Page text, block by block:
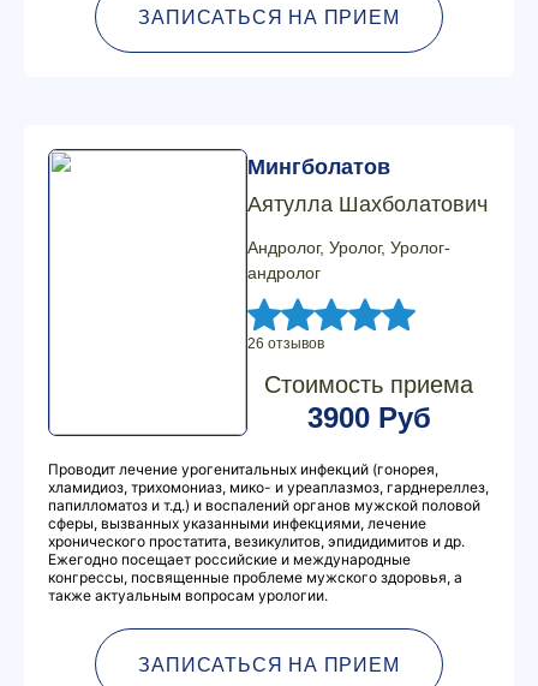
ЗАПИСАТЬСЯ НА ПРИЕМ
Мингболатов
Аятулла Шахболатович
Андролог, Уролог, Уролог-
андролог
26 отзывов
Стоимость приема
3900 Руб
Проводит лечение урогенитальных инфекций (гонорея,
хламидиоз, трихомониаз, мико- и уреаплазмоз, гарднереллез,
папилломатоз и т.д.) и воспалений органов мужской половой
сферы, вызванных указанными инфекциями, лечение
хронического простатита, везикулитов, эпидидимитов и др.
Ежегодно посещает российские и международные
конгрессы, посвященные проблеме мужского здоровья, а
также актуальным вопросам урологии.
ЗАПИСАТЬСЯ НА ПРИЕМ